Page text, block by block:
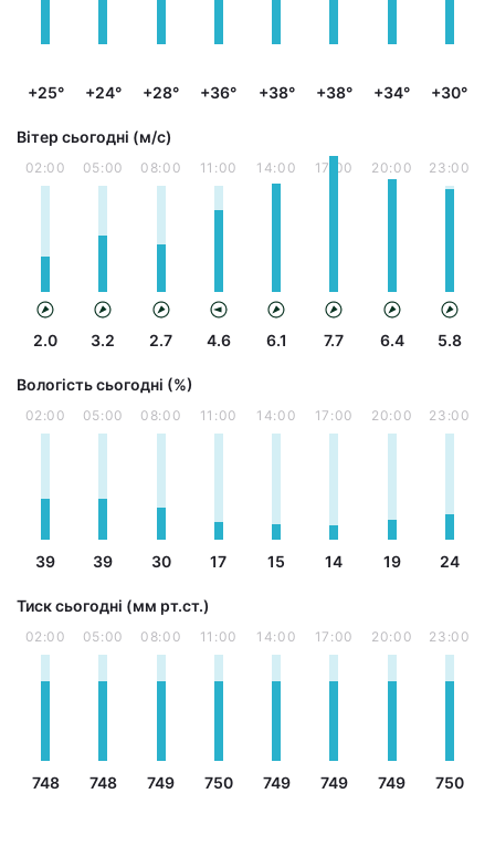
+25° +24° +28° +36° +38° +38° +34° +30°
Вітер сьогодні (м/с)
02:00
2.0
05:00
3.2
08:00
2.7
11:00
4.6
14:00
6.1
17:00
7.7
20:00
6.4
23:00
5.8
Вологість сьогодні (%)
02:00
39
05:00
39
08:00
30
11:00
17
14:00
15
17:00
14
20:00
19
23:00
24
Тиск сьогодні (мм рт.ст.)
02:00
748
05:00
748
08:00
749
11:00
750
14:00
749
17:00
749
20:00
749
23:00
750